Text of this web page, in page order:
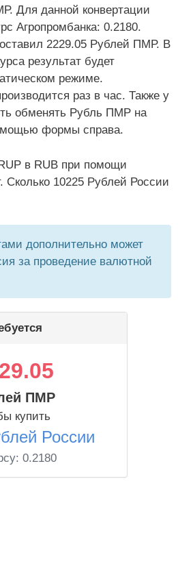
Для данной конвертации
Агропромбанка: 0.2180.
2229.05 Рублей ПМР. В
результат будет
режиме.
раз в час. Также у
обменять Рубль ПМР на
формы справа.
в RUB при помощи
Сколько 10225 Рублей России
дополнительно может
за проведение валютной
ПМР
купить
России
0.2180